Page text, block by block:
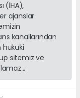
(İHA),
ajanslar
kanallarından
hukuki
sitemiz ve